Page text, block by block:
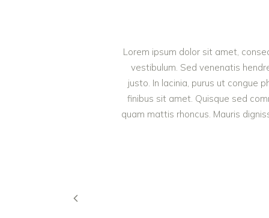
Lorem ipsum dolor sit amet,
vestibulum. Sed venenatis
justo. In lacinia, purus ut congue
finibus sit amet. Quisque sed
quam mattis rhoncus. Mauris